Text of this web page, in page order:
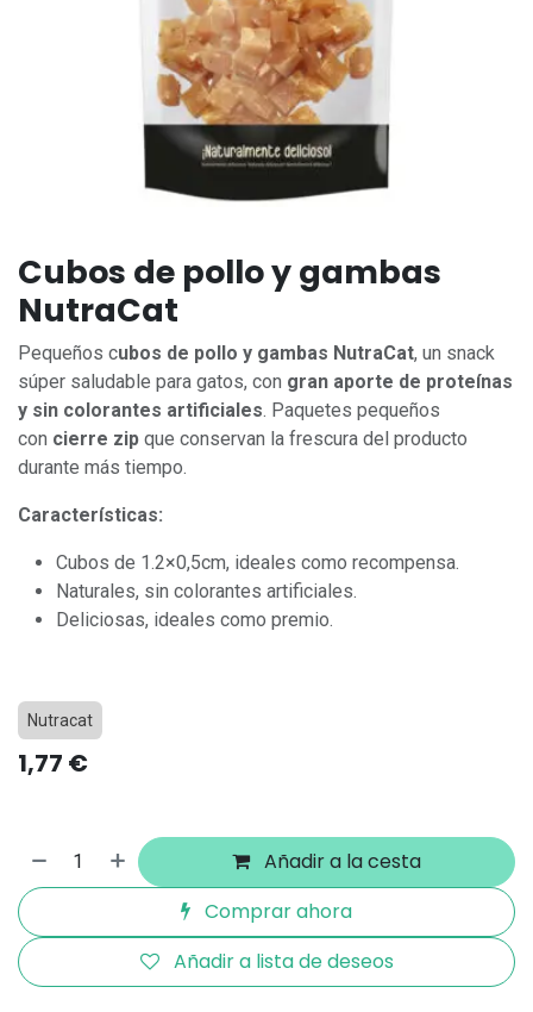
Cubos de pollo y gambas
NutraCat
Pequeños cubos de pollo y gambas NutraCat, un snack
súper saludable para gatos, con gran aporte de proteínas
y sin colorantes artificiales. Paquetes pequeños
con cierre zip que conservan la frescura del producto
durante más tiempo.
Características:
Cubos de 1.2×0,5cm, ideales como recompensa.
Naturales, sin colorantes artificiales.
Deliciosas, ideales como premio.
Nutracat
1,77 €
Añadir a la cesta
Comprar ahora
Añadir a lista de deseos